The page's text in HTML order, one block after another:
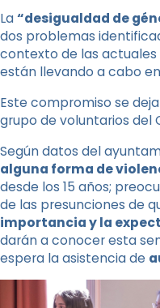
La“desigualdad de
dos problemas
contexto de las
están llevando a cabo
Este compromiso se
grupo de voluntarios del
Según datos del
alguna forma de
desde los 15 años;
de las presunciones de
importancia y la
darán a conocer esta
espera la asistencia de